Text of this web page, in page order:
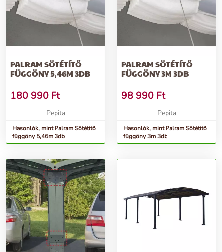
PALRAM SÖTÉTÍTŐ
FÜGGÖNY 5,46M 3DB
180 990 Ft
Pepita
Hasonlók, mint Palram Sötétítő
függöny 5,46m 3db
PALRAM SÖTÉTÍTŐ
FÜGGÖNY 3M 3DB
98 990 Ft
Pepita
Hasonlók, mint Palram Sötétítő
függöny 3m 3db